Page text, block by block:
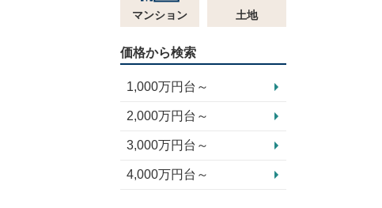
マンション 土地
価格から検索
1,000万円台～
2,000万円台～
3,000万円台～
4,000万円台～